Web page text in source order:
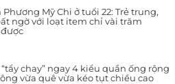
Mỹ Chi ở tuổi 22: Trẻ trung,
ngờ với loạt item chỉ vài trăm
chay” ngay 4 kiểu quần ống rộng
vừa quê vừa kéo tụt chiều cao